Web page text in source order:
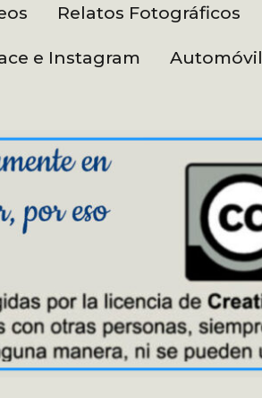
Relatos Fotográficos
e Instagram Automóvil